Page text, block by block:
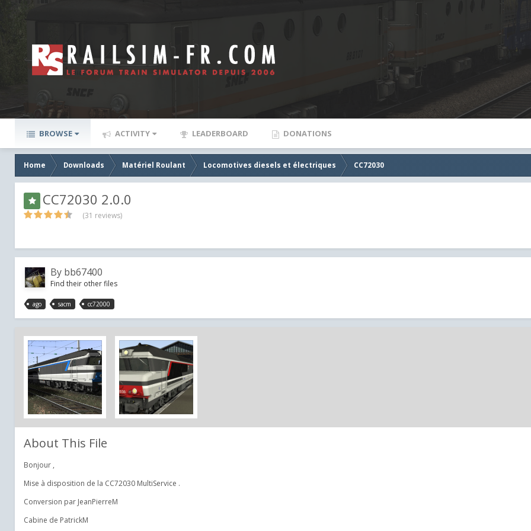
BROWSE ACTIVITY LEADERBOARD DONATIONS
Home Downloads Matériel Roulant Locomotives diesels et électriques CC72030
CC72030 2.0.0
(31 reviews)
By bb67400
Find their other files
ago sacm cc72000
About This File
Bonjour ,
Mise à disposition de la CC72030 MultiService .
Conversion par JeanPierreM
Cabine de PatrickM